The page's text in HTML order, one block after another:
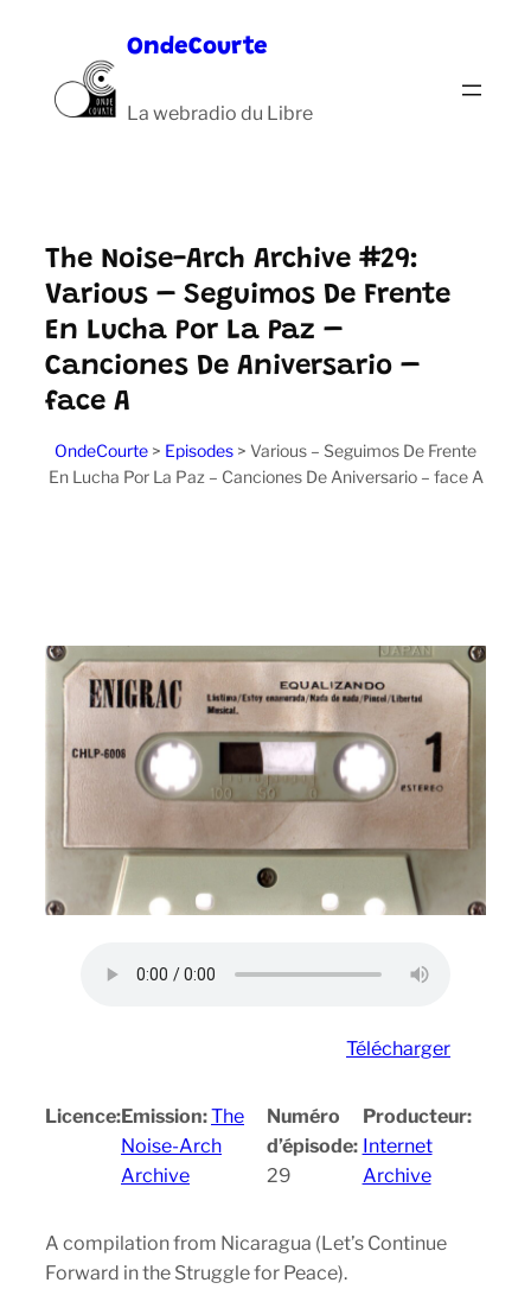
contenu
OndeCourte
La webradio du Libre
The Noise-Arch Archive #29:
Various ‎– Seguimos De Frente
En Lucha Por La Paz –
Canciones De Aniversario –
face A
OndeCourte > Episodes > Various ‎– Seguimos De Frente
En Lucha Por La Paz – Canciones De Aniversario – face A
Télécharger
Licence:Emission:The
Noise-Arch
Archive
Numéro
d’épisode:
29
Producteur:
Internet
Archive
A compilation from Nicaragua (Let’s Continue
Forward in the Struggle for Peace).